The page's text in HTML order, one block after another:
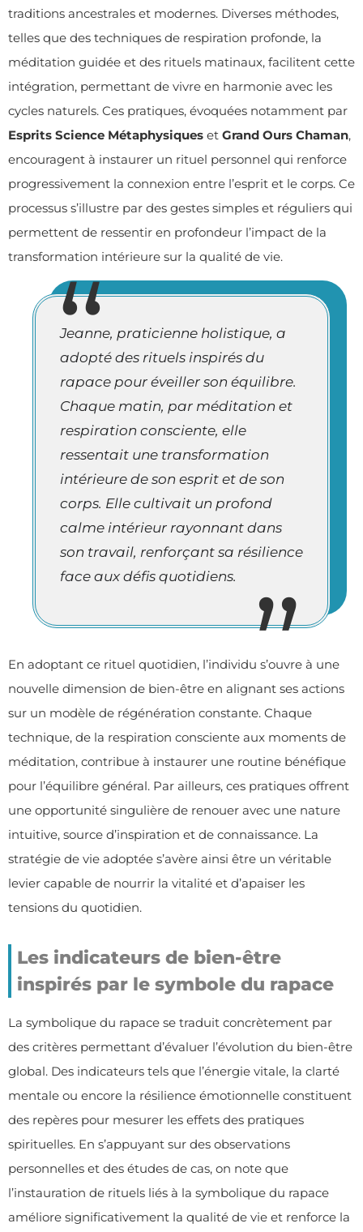
traditions ancestrales et modernes. Diverses méthodes,
telles que des techniques de respiration profonde, la
méditation guidée et des rituels matinaux, facilitent cette
intégration, permettant de vivre en harmonie avec les
cycles naturels. Ces pratiques, évoquées notamment par
Esprits Science Métaphysiques et Grand Ours Chaman,
encouragent à instaurer un rituel personnel qui renforce
progressivement la connexion entre l’esprit et le corps. Ce
processus s’illustre par des gestes simples et réguliers qui
permettent de ressentir en profondeur l’impact de la
transformation intérieure sur la qualité de vie.
Jeanne, praticienne holistique, a
adopté des rituels inspirés du
rapace pour éveiller son équilibre.
Chaque matin, par méditation et
respiration consciente, elle
ressentait une transformation
intérieure de son esprit et de son
corps. Elle cultivait un profond
calme intérieur rayonnant dans
son travail, renforçant sa résilience
face aux défis quotidiens.
En adoptant ce rituel quotidien, l’individu s’ouvre à une
nouvelle dimension de bien-être en alignant ses actions
sur un modèle de régénération constante. Chaque
technique, de la respiration consciente aux moments de
méditation, contribue à instaurer une routine bénéfique
pour l’équilibre général. Par ailleurs, ces pratiques offrent
une opportunité singulière de renouer avec une nature
intuitive, source d’inspiration et de connaissance. La
stratégie de vie adoptée s’avère ainsi être un véritable
levier capable de nourrir la vitalité et d’apaiser les
tensions du quotidien.
Les indicateurs de bien-être
inspirés par le symbole du rapace
La symbolique du rapace se traduit concrètement par
des critères permettant d’évaluer l’évolution du bien-être
global. Des indicateurs tels que l’énergie vitale, la clarté
mentale ou encore la résilience émotionnelle constituent
des repères pour mesurer les effets des pratiques
spirituelles. En s’appuyant sur des observations
personnelles et des études de cas, on note que
l’instauration de rituels liés à la symbolique du rapace
améliore significativement la qualité de vie et renforce la